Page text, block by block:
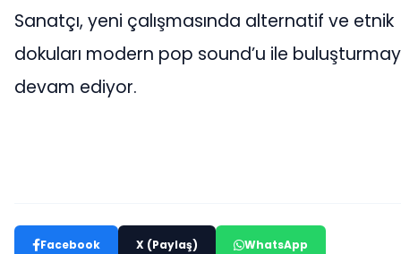
Sanatçı, yeni çalışmasında alternatif ve etnik
dokuları modern pop sound’u ile
devam ediyor.
Facebook X (Paylaş) WhatsApp